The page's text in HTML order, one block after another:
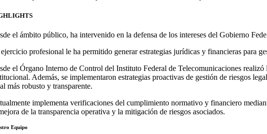
el ámbito público, ha intervenido en la defensa de los intereses del Gobierno
profesional le ha permitido generar estrategias jurídicas y financieras para
el Órgano Interno de Control del Instituto Federal de Telecomunicaciones
Además, se implementaron estrategias proactivas de gestión de riesgos
más robusto y transparente.
implementa verificaciones del cumplimiento normativo y financiero
de la transparencia operativa y la mitigación de riesgos asociados.
Equipo